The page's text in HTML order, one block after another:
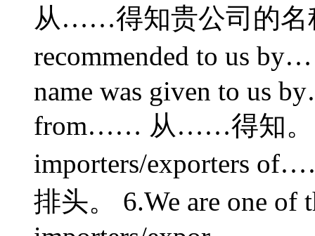
从……得知贵公司的名
recommended to us
name was given to us
from…… 从……得知。
importers/exporters
排头。 6.We are one of